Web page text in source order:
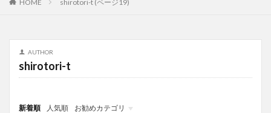
HOME shirotori-t (ページ19)
AUTHOR
shirotori-t
新着順 人気順
お勧めカテゴリ